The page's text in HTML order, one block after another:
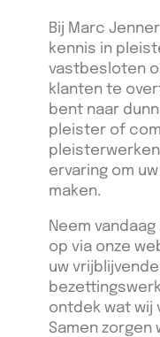
Bij Marc
kennis in
vastbesloten
klanten te
bent naar
pleister of
ervaring om
maken.
Neem
op via onze
uw
ontdek wat wij
Samen zorgen